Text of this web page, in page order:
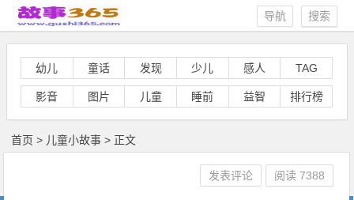
搜索
导航
幼儿 童话 发现 少儿 感人 TAG
影音 图片 儿童 睡前 益智 排行榜
首页 > 儿童小故事 > 正文
发表评论 阅读7388